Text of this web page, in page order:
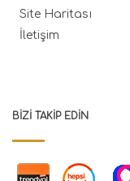
Site Haritası
İletişim
BIZI TAKIP EDIN